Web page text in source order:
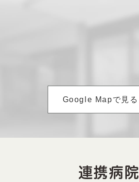
Google Mapで見る
連携病院